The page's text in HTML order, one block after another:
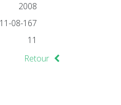
2008
08-167
11
Retour